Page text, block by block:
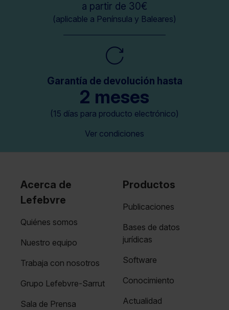
a partir de 30€
(aplicable a Península y Baleares)
Garantía de devolución hasta
2 meses
(15 días para producto electrónico)
Ver condiciones
Acerca de
Lefebvre
Quiénes somos
Nuestro equipo
Trabaja con nosotros
Grupo Lefebvre-Sarrut
Sala de Prensa
Productos
Publicaciones
Bases de datos
jurídicas
Software
Conocimiento
Actualidad